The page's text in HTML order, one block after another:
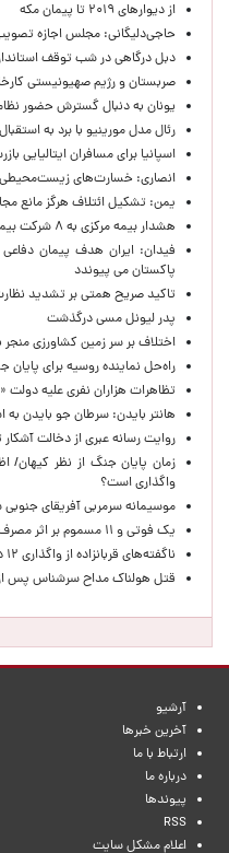
از دیوارهای ۲۰۱۹ تا پیمان مکه
حاجی‌دلیگانی: مجلس اجازه
دبل درگاهی در شب توقف
صربستان و رژیم صهیونیستی
یونان به دنبال گسترش حضور
رئال مدل مورینیو با برد به
اسپانیا برای مسافران ایتالیایی
انصاری: خسارت‌های زیست‌محیطی
یمن: تشکیل ائتلاف هرگز مانع
هشدار بیمه مرکزی به ۸ شرکت بیمه‌ای؛ اصلاح نکنید، تعلیق می‌شوید
فیدان: ایران هدف پیمان
پاکستان می پیوندد
تاکید صریح همتی بر تشدید
پدر لیونل مسی درگذشت
اختلاف بر سر زمین کشاورزی
راه‌حل نماینده روسیه برای پایان
تظاهرات هزاران نفری علیه
هانتر بایدن: سرطان جو بایدن
روایت رسانه عبری از دخالت آشکار
زمان پایان جنگ از نظر کیهان/
واگذاری است؟
موسیمانه سرمربی آفریقای
یک فوتی و ۱۱ مسموم بر اثر مصرف مشروبات الکلی در نیشابور
ناگفته‌های قربانزاده از واگذاری ۱۲ درصد هلدینگ خلیج فارس
قتل هولناک مداح سرشناس پس
آرشیو
آخرین خبرها
ارتباط با ما
درباره ما
پیوندها
RSS
اعلام مشکل سایت